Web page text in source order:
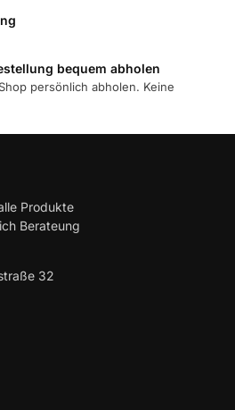
bequem abholen
persönlich abholen. Keine
Produkte
Berateung
32